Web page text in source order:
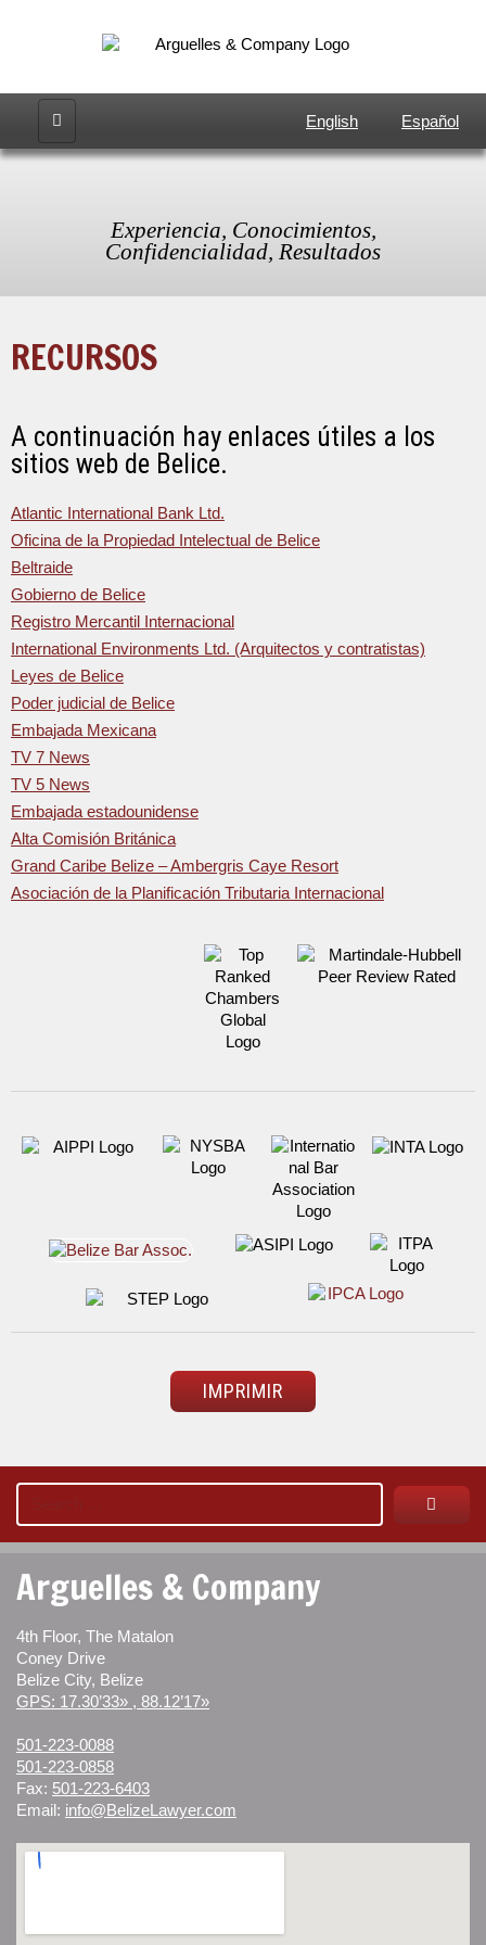
English Español
Experiencia, Conocimientos,
Confidencialidad, Resultados
RECURSOS
A continuación hay enlaces útiles a los
sitios web de Belice.
Atlantic International Bank Ltd.
Oficina de la Propiedad Intelectual de Belice
Beltraide
Gobierno de Belice
Registro Mercantil Internacional
International Environments Ltd. (Arquitectos y contratistas)
Leyes de Belice
Poder judicial de Belice
Embajada Mexicana
TV 7 News
TV 5 News
Embajada estadounidense
Alta Comisión Británica
Grand Caribe Belize – Ambergris Caye Resort
Asociación de la Planificación Tributaria Internacional
IMPRIMIR
Arguelles & Company
4th Floor, The Matalon
Coney Drive
Belize City, Belize
GPS: 17.30’33» , 88.12’17»
501-223-0088
501-223-0858
Fax: 501-223-6403
Email: info@BelizeLawyer.com